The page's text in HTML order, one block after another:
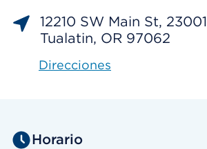
12210 SW Main St, 23001
Tualatin, OR 97062
Direcciones
Horario